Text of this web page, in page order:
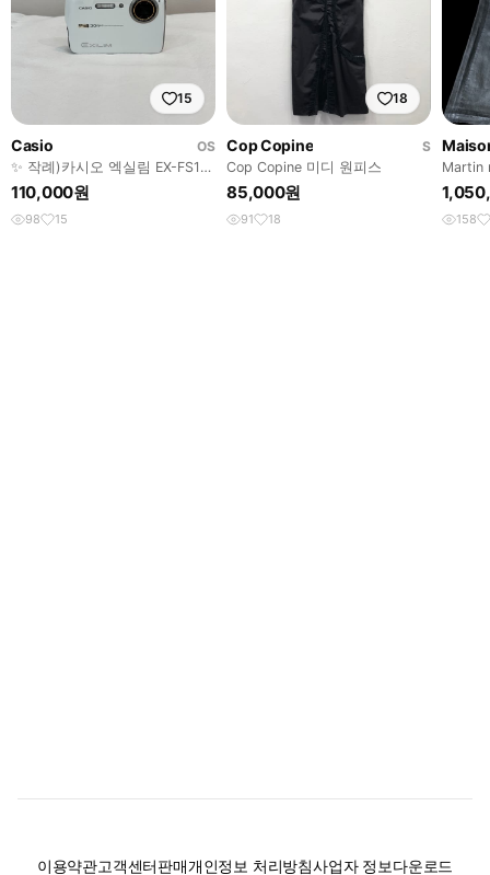
15
Casio
OS
✨ 작례)카시오 엑실림 EX-FS10
[영어지원]디카
110,000원
98 15
18
Cop Copine
S
Cop Copine 미디 원피스
85,000원
91 18
Martin
158
이용약관고객센터판매개인정보 처리방침사업자 정보다운로드